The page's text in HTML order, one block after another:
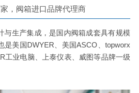
，阀箱进口品牌代理商
与生产集成，是国内阀箱成套具有规模
是美国DWYER、美国ASCO、topworx
工业电脑、上泰仪表、威图等品牌一级